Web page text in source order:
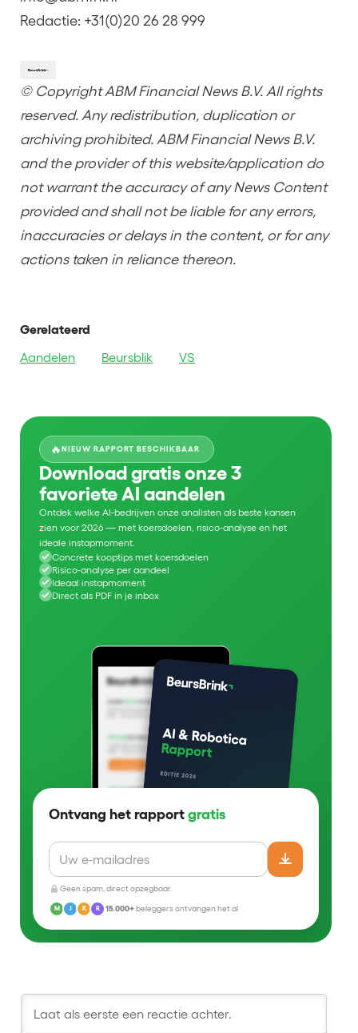
Redactie: +31(0)20 26 28 999
© Copyright ABM Financial News B.V. All rights
reserved. Any redistribution, duplication or
archiving prohibited. ABM Financial News B.V.
and the provider of this website/application do
not warrant the accuracy of any News Content
provided and shall not be liable for any errors,
inaccuracies or delays in the content, or for any
actions taken in reliance thereon.
Gerelateerd
Aandelen
Beursblik VS
🔥 NIEUW RAPPORT BESCHIKBAAR
Download gratis onze 3
favoriete AI aandelen
Ontdek welke AI-bedrijven onze analisten als beste kansen
zien voor 2026 — met koersdoelen, risico-analyse en het
ideale instapmoment.
Concrete kooptips met koersdoelen
Risico-analyse per aandeel
Ideaal instapmoment
Direct als PDF in je inbox
Ontvang het rapport gratis
Geen spam, direct opzegbaar.
M J K R 15.000+beleggers ontvangen het al